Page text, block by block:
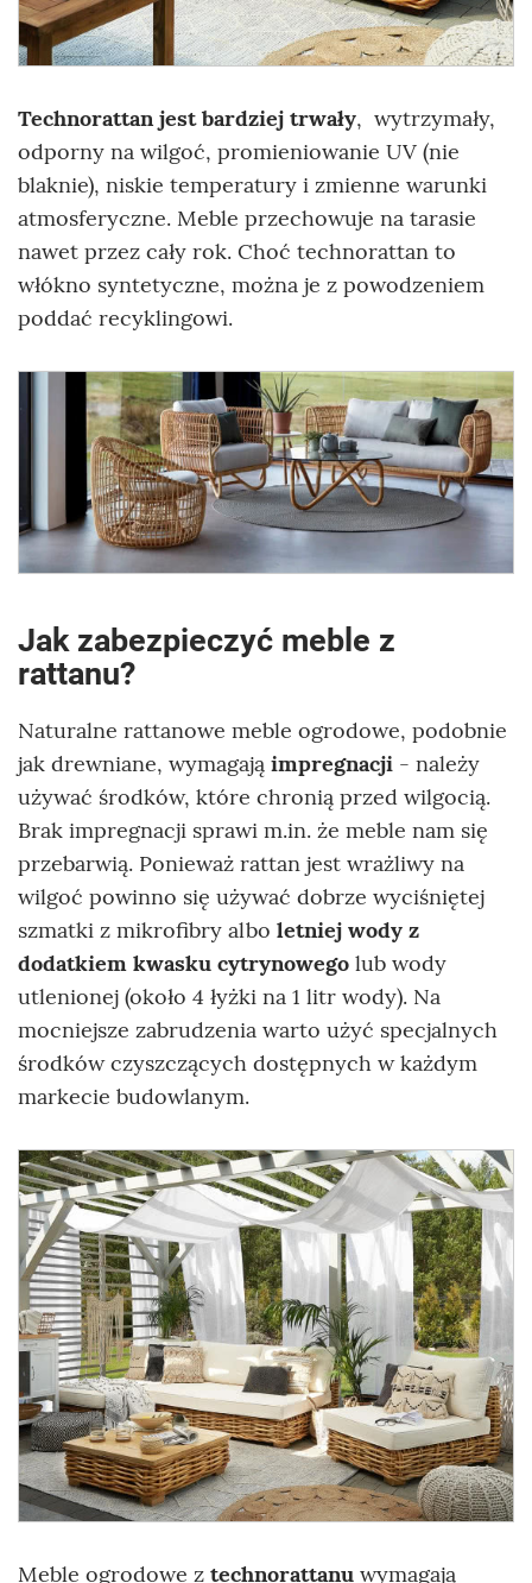
Technorattan jest bardziej trwały, wytrzymały,
odporny na wilgoć, promieniowanie UV (nie
blaknie), niskie temperatury i zmienne warunki
atmosferyczne. Meble przechowuje na tarasie
nawet przez cały rok. Choć technorattan to
włókno syntetyczne, można je z powodzeniem
poddać recyklingowi.
Jak zabezpieczyć meble z
rattanu?
Naturalne rattanowe meble ogrodowe, podobnie
jak drewniane, wymagają impregnacji - należy
używać środków, które chronią przed wilgocią.
Brak impregnacji sprawi m.in. że meble nam się
przebarwią. Ponieważ rattan jest wrażliwy na
wilgoć powinno się używać dobrze wyciśniętej
szmatki z mikrofibry albo letniej wody z
dodatkiem kwasku cytrynowego lub wody
utlenionej (około 4 łyżki na 1 litr wody). Na
mocniejsze zabrudzenia warto użyć specjalnych
środków czyszczących dostępnych w każdym
markecie budowlanym.
Meble ogrodowe z technorattanu wymagają